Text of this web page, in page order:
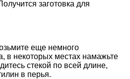
заготовка для
еще немного
в некоторых местах намажьте
стекой по всей длине,
в перья.